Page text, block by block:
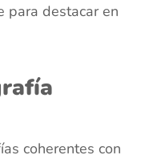
para destacar en
coherentes con